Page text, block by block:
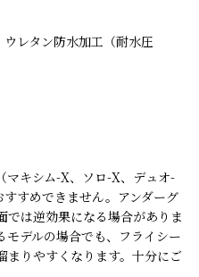
レタン防水加工（耐水圧
マキシム-X、ソロ-X、デュオ-
すめできません。アンダーグ
では逆効果になる場合がありま
モデルの場合でも、フライシー
まりやすくなります。十分にご